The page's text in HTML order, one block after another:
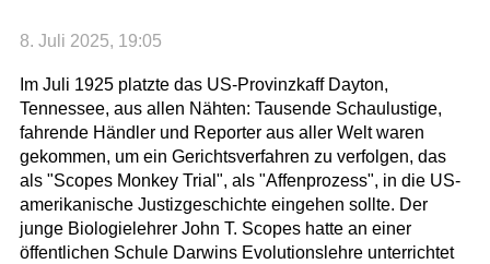
8. Juli 2025, 19:05
Im Juli 1925 platzte das US-Provinzkaff Dayton,
Tennessee, aus allen Nähten: Tausende Schaulustige,
fahrende Händler und Reporter aus aller Welt waren
gekommen, um ein Gerichtsverfahren zu verfolgen, das
als "Scopes Monkey Trial", als "Affenprozess", in die US-
amerikanische Justizgeschichte eingehen sollte. Der
junge Biologielehrer John T. Scopes hatte an einer
öffentlichen Schule Darwins Evolutionslehre unterrichtet